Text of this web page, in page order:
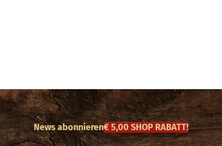
News abonnieren€ 5,00 SHOP RABATT!